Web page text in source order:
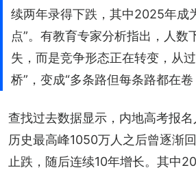
续两年录得下跌，其中2025年成
点”。有教育专家分析指出，人数
失，而是竞争形态正在转变，从
桥”，变成“多条路但每条路都在卷
查找过去数据显示，内地高考报
历史最高峰1050万人之后曾逐渐
止跌，随后连续10年增长。其中